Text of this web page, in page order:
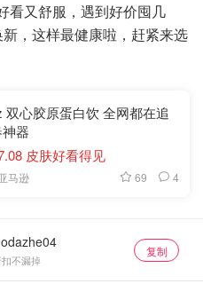
看又舒服，遇到好价囤几
，这样最健康啦，赶紧来选
双心胶原蛋白饮 全网都在追
器
皮肤好看得见
马逊 69 4
不漏掉
复制